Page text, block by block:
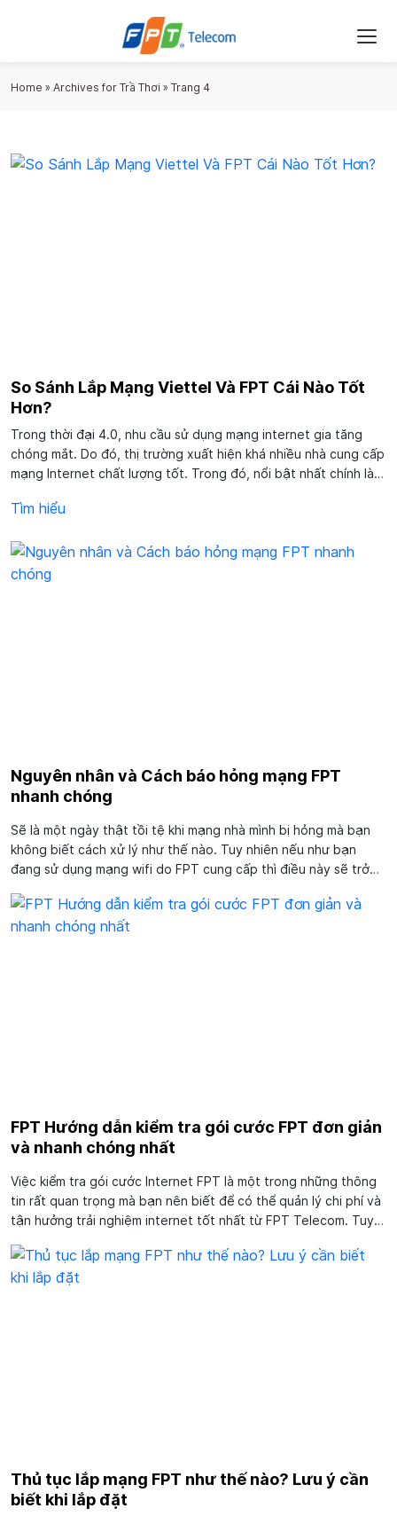
Home » Archives for Trầ Thơi » Trang 4
So Sánh Lắp Mạng Viettel Và FPT Cái Nào Tốt
Hơn?
Trong thời đại 4.0, nhu cầu sử dụng mạng internet gia tăng
chóng mắt. Do đó, thị trường xuất hiện khá nhiều nhà cung cấp
mạng Internet chất lượng tốt. Trong đó, nổi bật nhất chính là 2
FPT cái nào tốt hơn? Mời bạn...
Tìm hiểu
Nguyên nhân và Cách báo hỏng mạng FPT
nhanh chóng
Sẽ là một ngày thật tồi tệ khi mạng nhà mình bị hỏng mà bạn
không biết cách xử lý như thế nào. Tuy nhiên nếu như bạn
đang sử dụng mạng wifi do FPT cung cấp thì điều này sẽ trở
FPT Hướng dẫn kiểm tra gói cước FPT đơn giản
và nhanh chóng nhất
Việc kiểm tra gói cước Internet FPT là một trong những thông
tin rất quan trọng mà bạn nên biết để có thể quản lý chi phí và
tận hưởng trải nghiệm internet tốt nhất từ FPT Telecom. Tuy
FPT sao cho nhanh...
Thủ tục lắp mạng FPT như thế nào? Lưu ý cần
biết khi lắp đặt